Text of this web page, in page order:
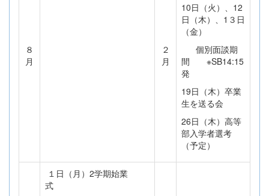
８
月
２
月
10日（火）、12
日（木）、1３日
（金）
個別面談期
間 ※SB14:15
発
19日（木）卒業
生を送る会
26日（木）高等
部入学者選考
（予定）
１日（月）2学期始業
式